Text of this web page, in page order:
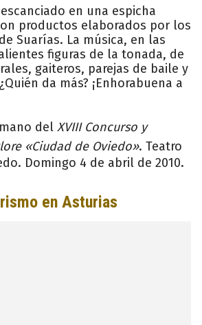
en una espicha
productos elaborados por los
Suarías. La música, en las
figuras de la tonada, de
gaiteros, parejas de baile y
da más? ¡Enhorabuena a
del XVIII Concurso y
«Ciudad de Oviedo». Teatro
Domingo 4 de abril de 2010.